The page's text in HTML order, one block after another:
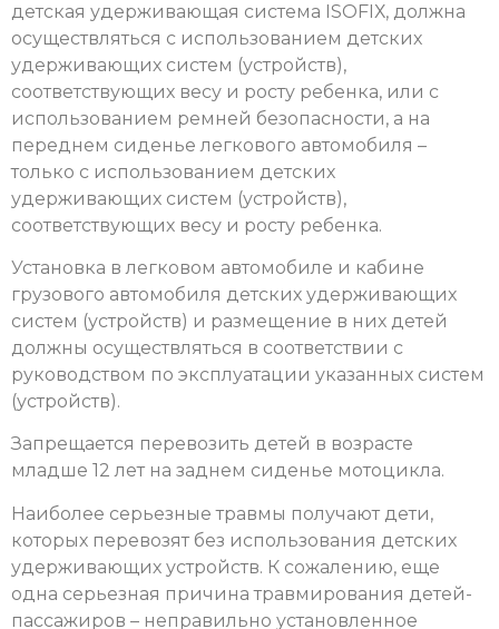
детская удерживающая система ISOFIХ, должна
осуществляться с использованием детских
удерживающих систем (устройств),
соответствующих весу и росту ребенка, или с
использованием ремней безопасности, а на
переднем сиденье легкового автомобиля –
только с использованием детских
удерживающих систем (устройств),
соответствующих весу и росту ребенка.
Установка в легковом автомобиле и кабине
грузового автомобиля детских удерживающих
систем (устройств) и размещение в них детей
должны осуществляться в соответствии с
руководством по эксплуатации указанных систем
(устройств).
Запрещается перевозить детей в возрасте
младше 12 лет на заднем сиденье мотоцикла.
Наиболее серьезные травмы получают дети,
которых перевозят без использования детских
удерживающих устройств. К сожалению, еще
одна серьезная причина травмирования детей-
пассажиров – неправильно установленное